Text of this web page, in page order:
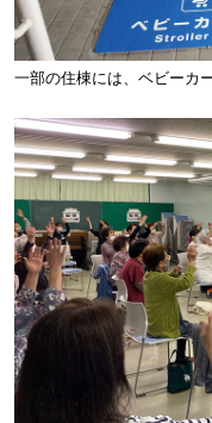
一部の住棟には、ベビーカ